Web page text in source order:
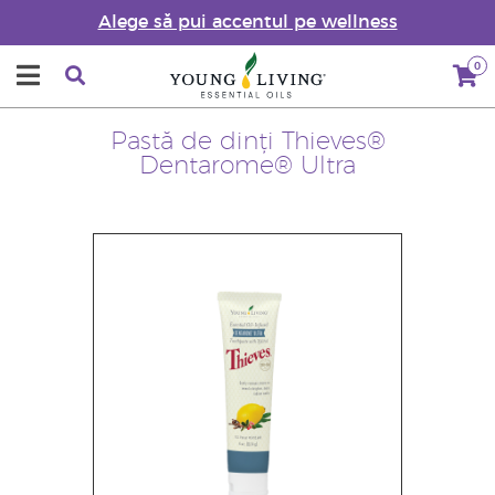
Alege să pui accentul pe wellness
0
Pastă de dinți Thieves®
Dentarome® Ultra